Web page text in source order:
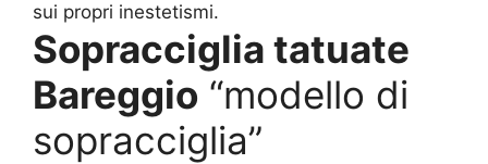
sui propri inestetismi.
Sopracciglia tatuate
Bareggio “modello di
sopracciglia”